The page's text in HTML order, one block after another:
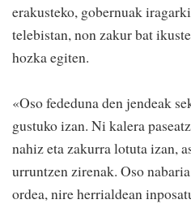
erakusteko, gobernuak
telebistan, non zakur bat
hozka egiten.
«Oso fededuna den jendeak
gustuko izan. Ni kalera
nahiz eta zakurra lotuta izan,
urruntzen zirenak. Oso
ordea, nire herrialdean